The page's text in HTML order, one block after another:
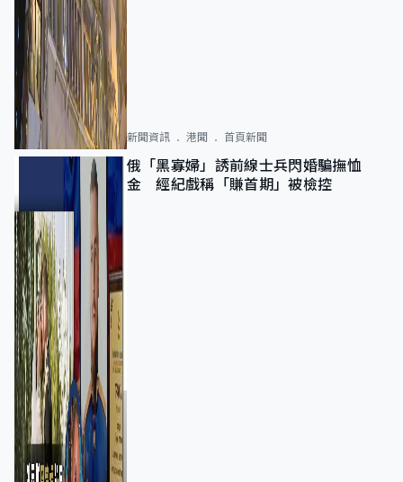
新聞資訊 港聞 首頁新聞
俄「黑寡婦」誘前線士兵閃婚騙撫恤
金 經紀戲稱「賺首期」被檢控